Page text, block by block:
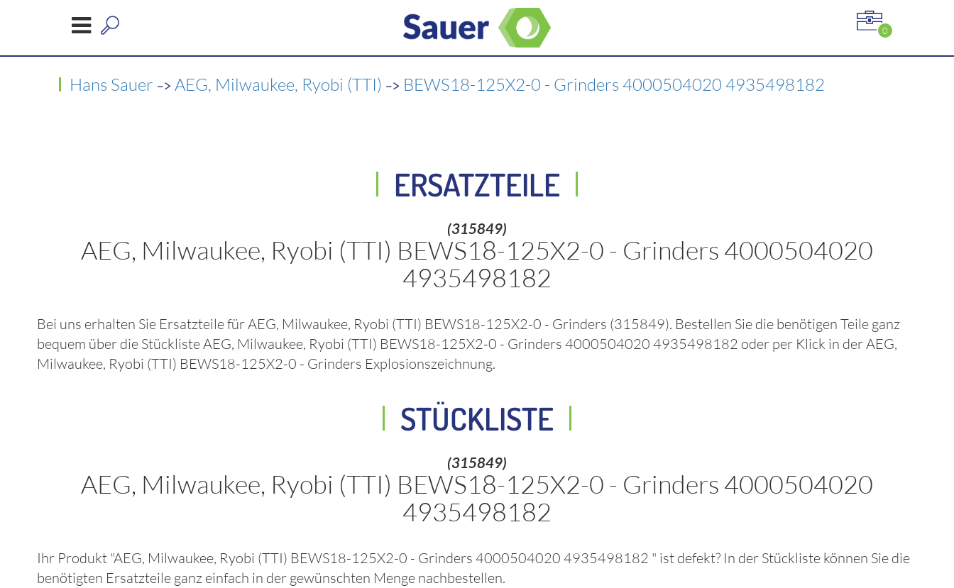
0
Hans Sauer ->AEG, Milwaukee, Ryobi (TTI) -> BEWS18-125X2-0 - Grinders 4000504020 4935498182
ERSATZTEILE
(315849)
AEG, Milwaukee, Ryobi (TTI) BEWS18-125X2-0 - Grinders 4000504020
4935498182
Bei uns erhalten Sie Ersatzteile fürAEG, Milwaukee, Ryobi (TTI) BEWS18-125X2-0 - Grinders (315849). Bestellen Sie die benötigen Teile ganz
bequem über die StücklisteAEG, Milwaukee, Ryobi (TTI) BEWS18-125X2-0 - Grinders 4000504020 4935498182 oder per Klick in derAEG,
Milwaukee, Ryobi (TTI) BEWS18-125X2-0 - Grinders Explosionszeichnung.
STÜCKLISTE
(315849)
AEG, Milwaukee, Ryobi (TTI) BEWS18-125X2-0 - Grinders 4000504020
4935498182
Ihr Produkt "AEG, Milwaukee, Ryobi (TTI) BEWS18-125X2-0 - Grinders 4000504020 4935498182 " ist defekt? In der Stückliste können Sie die
benötigten Ersatzteile ganz einfach in der gewünschten Menge nachbestellen.